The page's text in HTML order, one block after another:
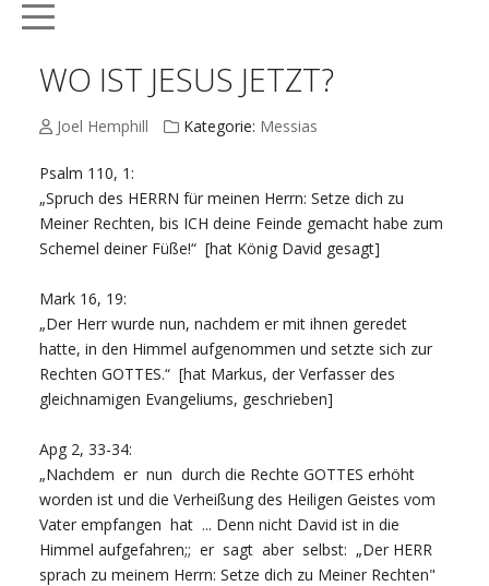
Mobile Menu Toggle
WO IST JESUS JETZT?
Joel Hemphill Kategorie: Messias
Psalm 110, 1:
„Spruch des HERRN für meinen Herrn: Setze dich zu
Meiner Rechten, bis ICH deine Feinde gemacht habe zum
Schemel deiner Füße!“ [hat König David gesagt]
Mark 16, 19:
„Der Herr wurde nun, nachdem er mit ihnen geredet
hatte, in den Himmel aufgenommen und setzte sich zur
Rechten GOTTES.“ [hat Markus, der Verfasser des
gleichnamigen Evangeliums, geschrieben]
Apg 2, 33-34:
„Nachdem er nun durch die Rechte GOTTES erhöht
worden ist und die Verheißung des Heiligen Geistes vom
Vater empfangen hat ... Denn nicht David ist in die
Himmel aufgefahren;; er sagt aber selbst: „Der HERR
sprach zu meinem Herrn: Setze dich zu Meiner Rechten"